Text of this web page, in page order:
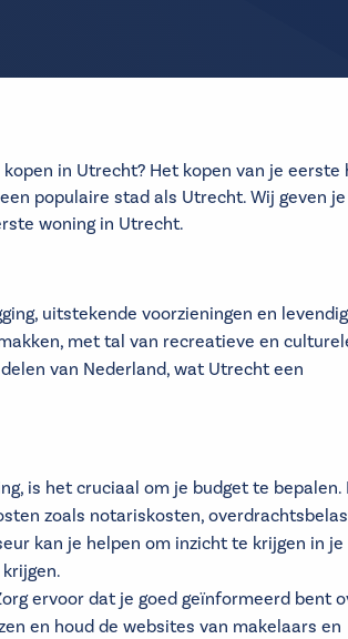
in Utrecht? Het kopen van je eerste
populaire stad als Utrecht. Wij geven je
woning in Utrecht.
uitstekende voorzieningen en
met tal van recreatieve en
van Nederland, wat Utrecht een
is het cruciaal om je budget te bepalen.
zoals notariskosten,
kan je helpen om inzicht te krijgen in je
ervoor dat je goed geïnformeerd bent
en houd de websites van makelaars en